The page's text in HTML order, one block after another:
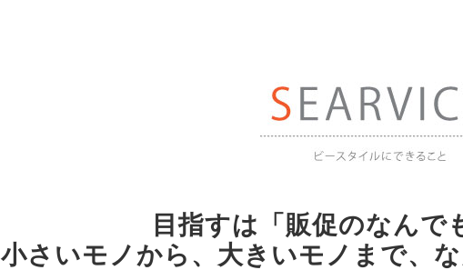
目指すは「販促のなんで
小さいモノから、大きいモノまで、